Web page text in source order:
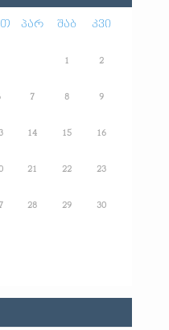
პარ შაბ კვი
1 2
7 8 9
14 15 16
21 22 23
28 29 30